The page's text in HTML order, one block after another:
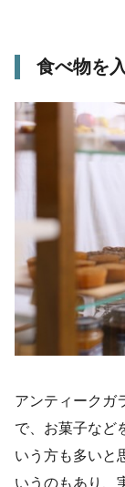
食べ物を
アンティークガ
で、お菓子など
いう方も多いと
いうのもあり、